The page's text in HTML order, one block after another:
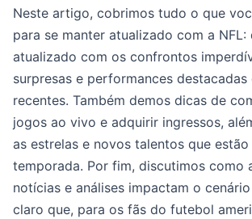
Neste artigo, cobrimos tudo o que
para se manter atualizado com a NFL:
atualizado com os confrontos
surpresas e performances
recentes. Também demos dicas de
jogos ao vivo e adquirir ingressos,
as estrelas e novos talentos que
temporada. Por fim, discutimos como
notícias e análises impactam o
claro que, para os fãs do futebol